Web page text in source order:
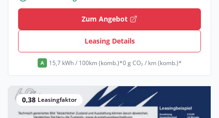
Zum Angebot
Leasing Details
A 15,7 kWh / 100km (komb.)*0 g CO₂ / km (komb.)*
0,38 Leasingfaktor